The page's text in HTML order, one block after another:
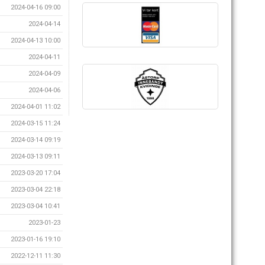
2024-04-16 09:00
2024-04-14
2024-04-13 10:00
2024-04-11
2024-04-09
2024-04-06
2024-04-01 11:02
2024-03-15 11:24
2024-03-14 09:19
2024-03-13 09:11
2023-03-20 17:04
2023-03-04 22:18
2023-03-04 10:41
2023-01-23
2023-01-16 19:10
2022-12-11 11:30